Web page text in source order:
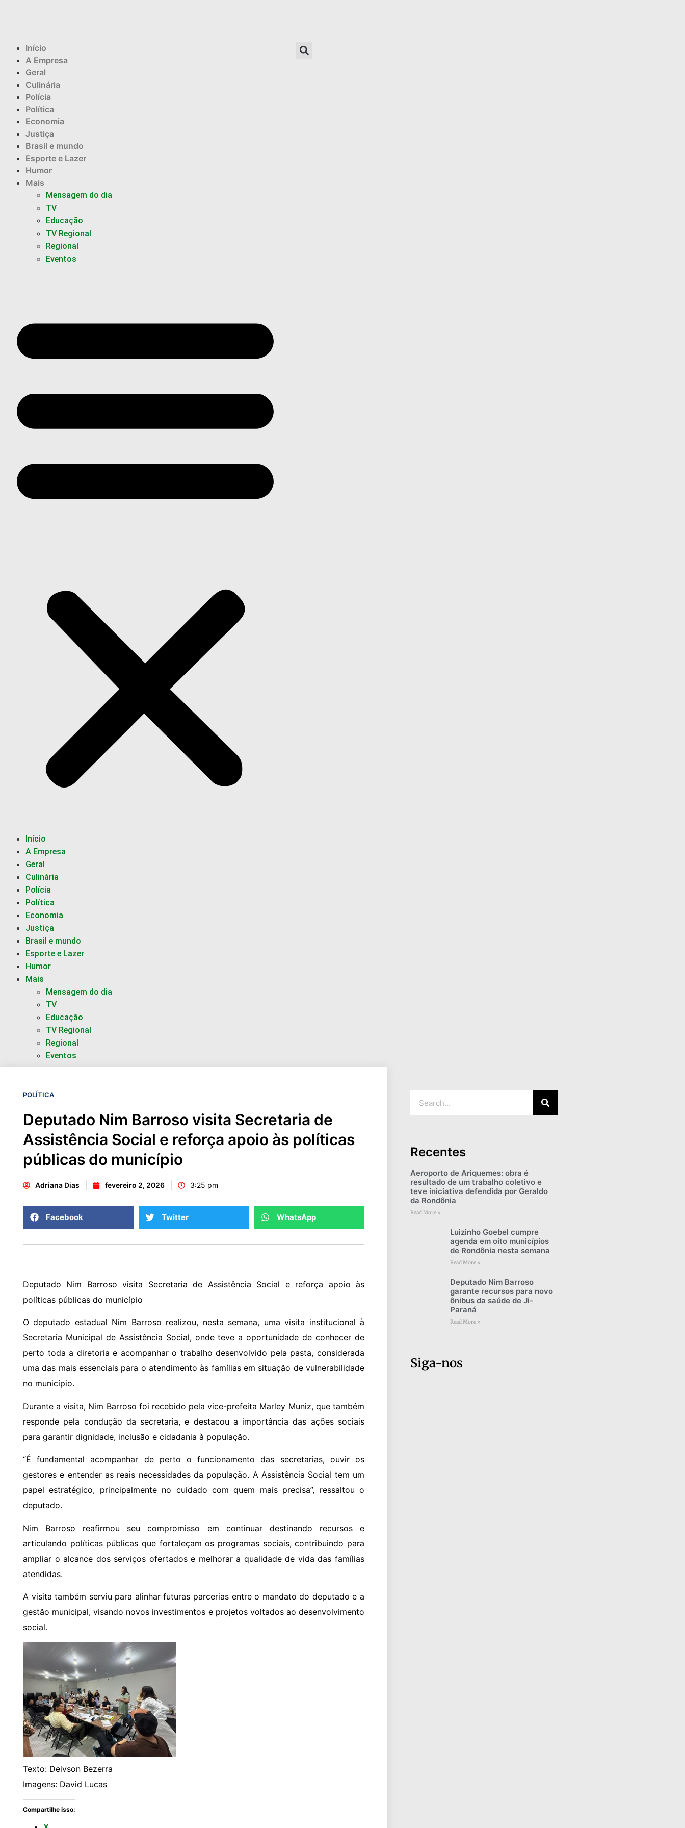
Início
A Empresa
Geral
Culinária
Polícia
Política
Economia
Justiça
Brasil e mundo
Esporte e Lazer
Humor
Mais
Mensagem do dia
TV
Educação
TV Regional
Regional
Eventos
Início
A Empresa
Geral
Culinária
Polícia
Política
Economia
Justiça
Brasil e mundo
Esporte e Lazer
Humor
Mais
Mensagem do dia
TV
Educação
TV Regional
Regional
Eventos
POLÍTICA
Deputado Nim Barroso visita Secretaria de
Assistência Social e reforça apoio às políticas
públicas do município
Adriana Dias fevereiro 2, 2026 3:25 pm
Facebook Twitter WhatsApp
Deputado Nim Barroso visita Secretaria de Assistência Social e reforça apoio às
políticas públicas do município
O deputado estadual Nim Barroso realizou, nesta semana, uma visita institucional à
Secretaria Municipal de Assistência Social, onde teve a oportunidade de conhecer de
perto toda a diretoria e acompanhar o trabalho desenvolvido pela pasta, considerada
uma das mais essenciais para o atendimento às famílias em situação de vulnerabilidade
no município.
Durante a visita, Nim Barroso foi recebido pela vice-prefeita Marley Muniz, que também
responde pela condução da secretaria, e destacou a importância das ações sociais
para garantir dignidade, inclusão e cidadania à população.
“É fundamental acompanhar de perto o funcionamento das secretarias, ouvir os
gestores e entender as reais necessidades da população. A Assistência Social tem um
papel estratégico, principalmente no cuidado com quem mais precisa”, ressaltou o
deputado.
Nim Barroso reafirmou seu compromisso em continuar destinando recursos e
articulando políticas públicas que fortaleçam os programas sociais, contribuindo para
ampliar o alcance dos serviços ofertados e melhorar a qualidade de vida das famílias
atendidas.
A visita também serviu para alinhar futuras parcerias entre o mandato do deputado e a
gestão municipal, visando novos investimentos e projetos voltados ao desenvolvimento
social.
Texto: Deivson Bezerra
Imagens: David Lucas
Compartilhe isso:
Recentes
Aeroporto de Ariquemes: obra é
resultado de um trabalho coletivo e
teve iniciativa defendida por Geraldo
da Rondônia
Read More »
Luizinho Goebel cumpre
agenda em oito municípios
de Rondônia nesta semana
Read More »
Deputado Nim Barroso
garante recursos para novo
ônibus da saúde de Ji-
Paraná
Read More »
Siga-nos